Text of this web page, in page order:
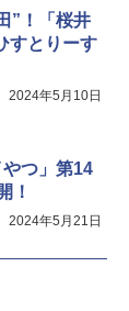
”！「桜井
すとりーす
2024年5月10日
やつ」第14
！
2024年5月21日